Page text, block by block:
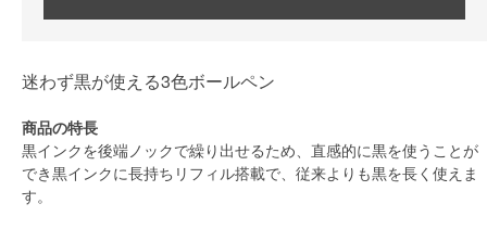
迷わず黒が使える3色ボールペン
商品の特長
黒インクを後端ノックで繰り出せるため、直感的に黒を使うことが
でき黒インクに長持ちリフィル搭載で、従来よりも黒を長く使えま
す。